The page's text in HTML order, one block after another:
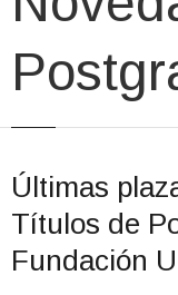
Últimas
Títulos de
Fundación